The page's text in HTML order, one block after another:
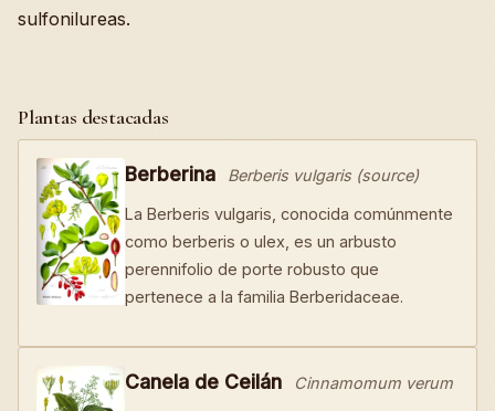
sulfonilureas.
Plantas destacadas
Berberina Berberis vulgaris (source)
La Berberis vulgaris, conocida comúnmente
como berberis o ulex, es un arbusto
perennifolio de porte robusto que
pertenece a la familia Berberidaceae.
Canela de Ceilán Cinnamomum verum